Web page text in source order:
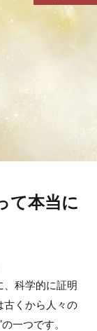
て本当に
、科学的に証明
古くから人々の
一つです。